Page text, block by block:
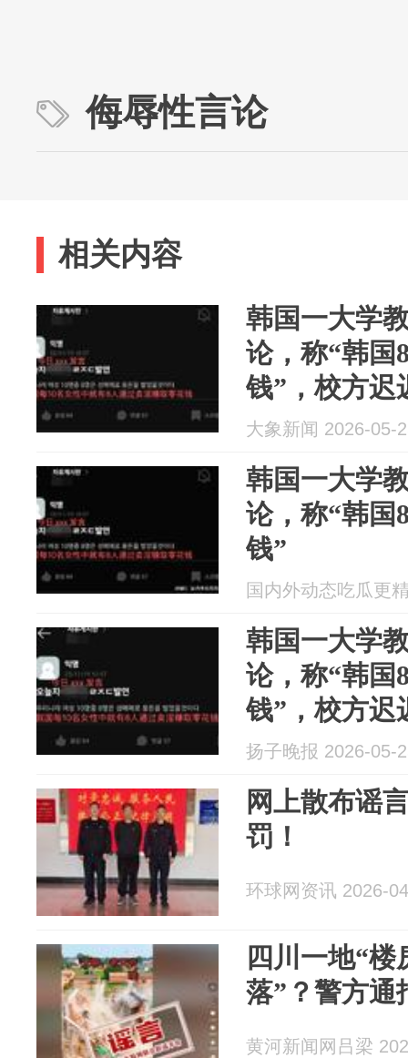
侮辱性言论
相关内容
韩国一大学
论，称“韩国
钱”，校方迟
大象新闻 2026-05-
韩国一大学
论，称“韩国
钱”
国内外动态吃瓜更
韩国一大学
论，称“韩国
钱”，校方迟
扬子晚报 2026-05-
网上散布谣
罚！
环球网资讯 2026-
四川一地“
落”？警方通
黄河新闻网吕梁